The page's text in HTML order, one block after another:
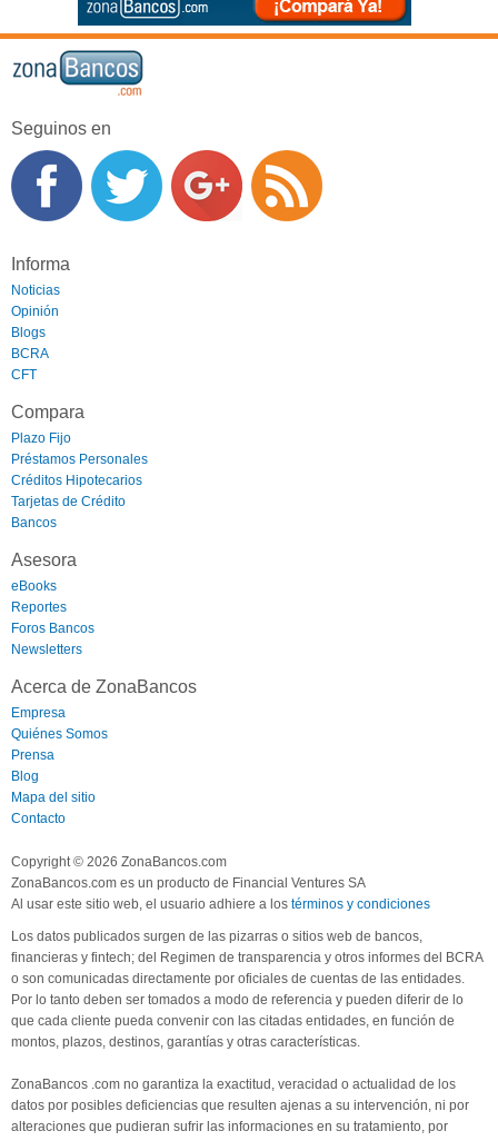
Seguinos en
Informa
Noticias
Opinión
Blogs
BCRA
CFT
Compara
Plazo Fijo
Préstamos Personales
Créditos Hipotecarios
Tarjetas de Crédito
Bancos
Asesora
eBooks
Reportes
Foros Bancos
Newsletters
Acerca de ZonaBancos
Empresa
Quiénes Somos
Prensa
Blog
Mapa del sitio
Contacto
Copyright © 2026 ZonaBancos.com
ZonaBancos.com es un producto de Financial Ventures SA
Al usar este sitio web, el usuario adhiere a los términos y condiciones
Los datos publicados surgen de las pizarras o sitios web de bancos,
financieras y fintech; del Regimen de transparencia y otros informes del BCRA
o son comunicadas directamente por oficiales de cuentas de las entidades.
Por lo tanto deben ser tomados a modo de referencia y pueden diferir de lo
que cada cliente pueda convenir con las citadas entidades, en función de
montos, plazos, destinos, garantías y otras características.
ZonaBancos .com no garantiza la exactitud, veracidad o actualidad de los
datos por posibles deficiencias que resulten ajenas a su intervención, ni por
alteraciones que pudieran sufrir las informaciones en su tratamiento, por